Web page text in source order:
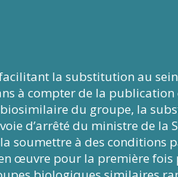
la substitution au
à compter de la publication
du groupe, la
d’arrêté du ministre de la
soumettre à des conditions
œuvre pour la première